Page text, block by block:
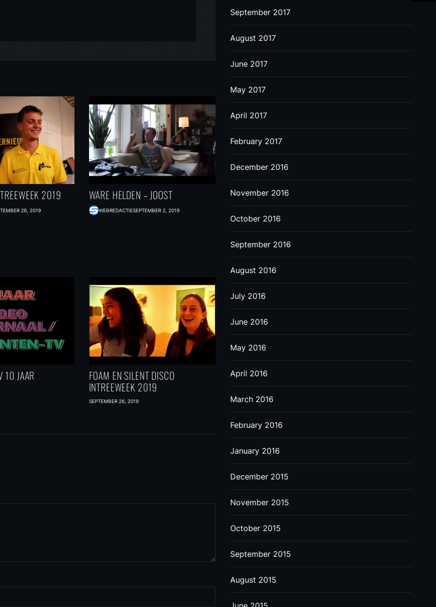
2019
26, 2019
WARE HELDEN – JOOST
WEBREDACTIESEPTEMBER 2, 2019
10 JAAR
FOAM EN SILENT DISCO
INTREEWEEK 2019
SEPTEMBER 26, 2019
September 2017
August 2017
June 2017
May 2017
April 2017
February 2017
December 2016
November 2016
October 2016
September 2016
August 2016
July 2016
June 2016
May 2016
April 2016
March 2016
February 2016
January 2016
December 2015
November 2015
October 2015
September 2015
August 2015